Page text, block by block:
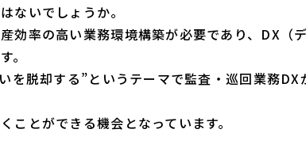
ないでしょうか。
効率の高い業務環境構築が必要であり、DX（
。
を脱却する”というテーマで監査・巡回業務DX
ことができる機会となっています。